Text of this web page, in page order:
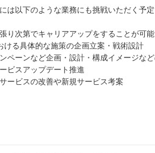
は以下のような業務にも挑戦いただく予
り次第でキャリアアップをすることが可能
る具体的な施策の企画立案・戦術設計
ペーンなど企画・設計・構成イメージな
ビスアップデート推進
ービスの改善や新規サービス考案